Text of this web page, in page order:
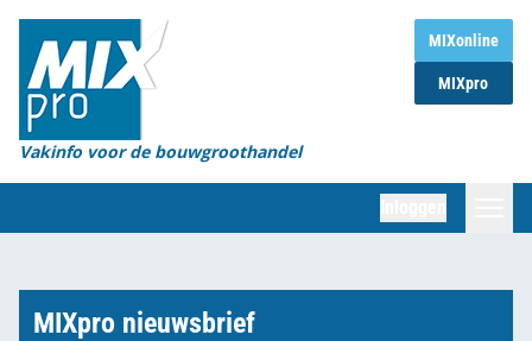
MIXonline
MIXpro
Vakinfo voor de bouwgroothandel
Home
Magazines
Organisaties
Marktcijfers
MIXpro nieuwsbrief